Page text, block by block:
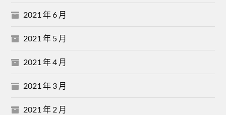
2021 年 6 月
2021 年 5 月
2021 年 4 月
2021 年 3 月
2021 年 2 月